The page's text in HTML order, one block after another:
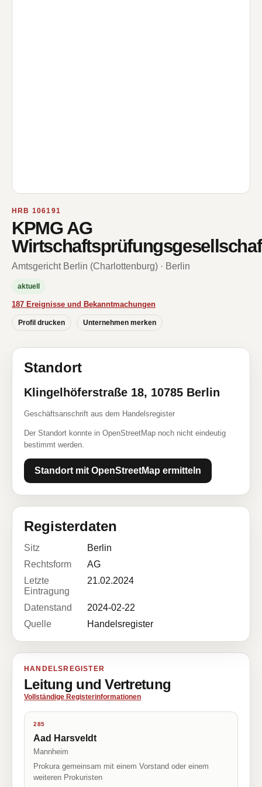
HRB 106191
KPMG AG
Amtsgericht Berlin (Charlottenburg) · Berlin
aktuell
187 Ereignisse und Bekanntmachungen
Profil drucken Unternehmen merken
Standort
Klingelhöferstraße 18, 10785 Berlin
Geschäftsanschrift aus dem Handelsregister
Der Standort konnte in OpenStreetMap noch nicht eindeutig
bestimmt werden.
Standort mit OpenStreetMap ermitteln
Registerdaten
Sitz
Berlin
Rechtsform
AG
Letzte
Eintragung
21.02.2024
Datenstand
2024-02-22
Quelle
Handelsregister
HANDELSREGISTER
Leitung und Vertretung
Vollständige Registerinformationen
285
Aad Harsveldt
Mannheim
Prokura gemeinsam mit einem Vorstand oder einem
weiteren Prokuristen